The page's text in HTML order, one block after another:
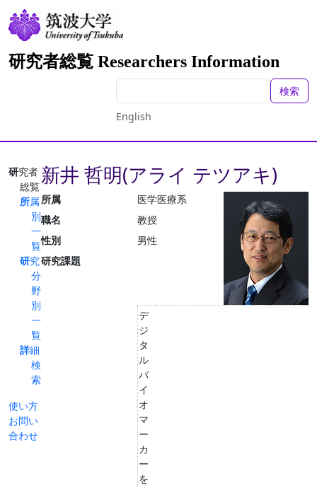
研究者総覧 Researchers Information
検索
English
研究者
総覧
所属
別
一
覧
研究
分
野
別
一
覧
詳細
検
索
使い方
お問い
合わせ
新井 哲明(アライ テツアキ)
所属
医学医療系
職名
教授
性別
男性
研究課題
デ
ジ
タ
ル
バ
イ
オ
マ
ー
カ
ー
を